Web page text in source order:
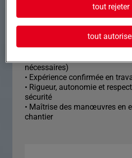
Profil
• CACES A & B1 (R482) à jour
nécessaires)
• Expérience confirmée en
• Rigueur, autonomie et
sécurité
• Maîtrise des manœuvres en
chantier
tout rejeter
tout